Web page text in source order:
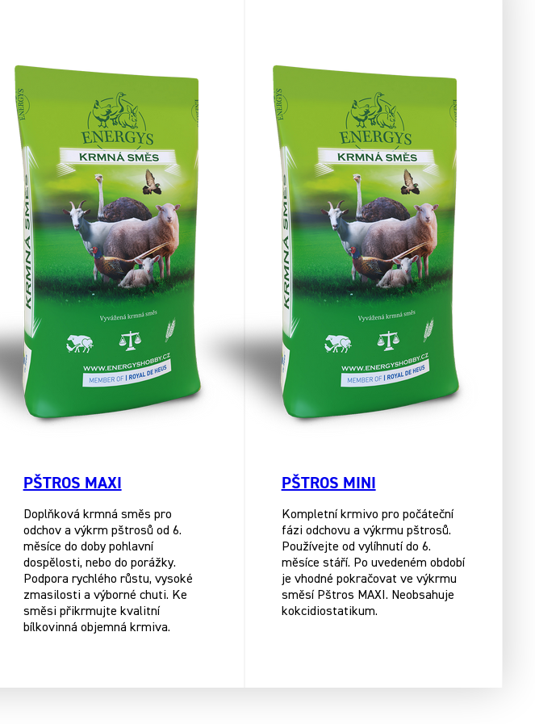
PŠTROS MAXI
Doplňková krmná směs pro
odchov a výkrm pštrosů od 6.
měsíce do doby pohlavní
dospělosti, nebo do porážky.
Podpora rychlého růstu, vysoké
zmasilosti a výborné chuti. Ke
směsi přikrmujte kvalitní
bílkovinná objemná krmiva.
PŠTROS MINI
Kompletní krmivo pro počáteční
fázi odchovu a výkrmu pštrosů.
Používejte od vylíhnutí do 6.
měsíce stáří. Po uvedeném období
je vhodné pokračovat ve výkrmu
směsí Pštros MAXI. Neobsahuje
kokcidiostatikum.